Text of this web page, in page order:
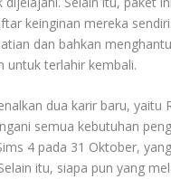
keinginan mereka
dan bahkan
untuk terlahir kembali.
dua karir baru, yaitu
semua kebutuhan
4 pada 31 Oktober,
itu, siapa pun yang